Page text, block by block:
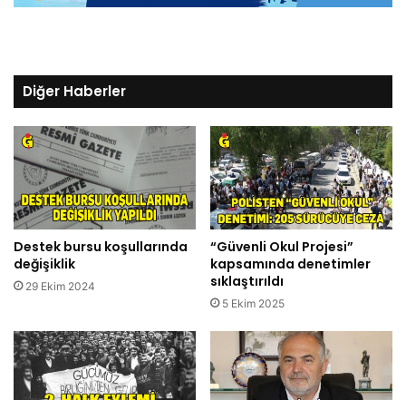
Diğer Haberler
Destek bursu koşullarında
değişiklik
29 Ekim 2024
“Güvenli Okul Projesi”
kapsamında denetimler
sıklaştırıldı
5 Ekim 2025